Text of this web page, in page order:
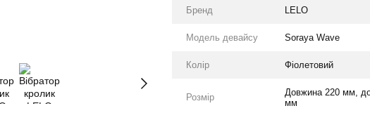
Бренд LELO
Модель девайсу Soraya Wave
Колір Фіолетовий
Розмір
Довжина 220 мм,
мм